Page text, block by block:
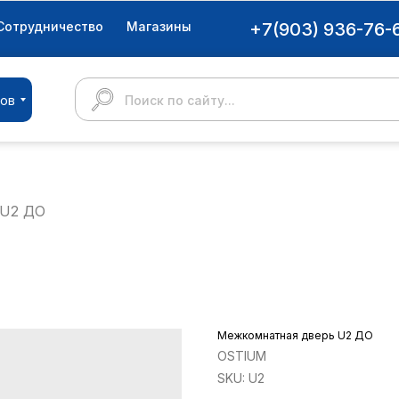
+7(903) 936-76-
Поиск по сайту...
Магазины
ДО
Межкомнатная дверь U2 ДО
OSTIUM
SKU: U2